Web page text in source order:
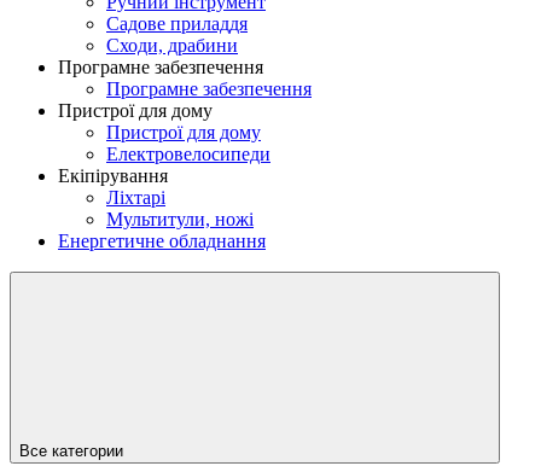
Садове приладдя
Сходи, драбини
Програмне забезпечення
Програмне забезпечення
Пристрої для дому
Пристрої для дому
Електровелосипеди
Екіпірування
Ліхтарі
Мультитули, ножі
Енергетичне обладнання
Все категории